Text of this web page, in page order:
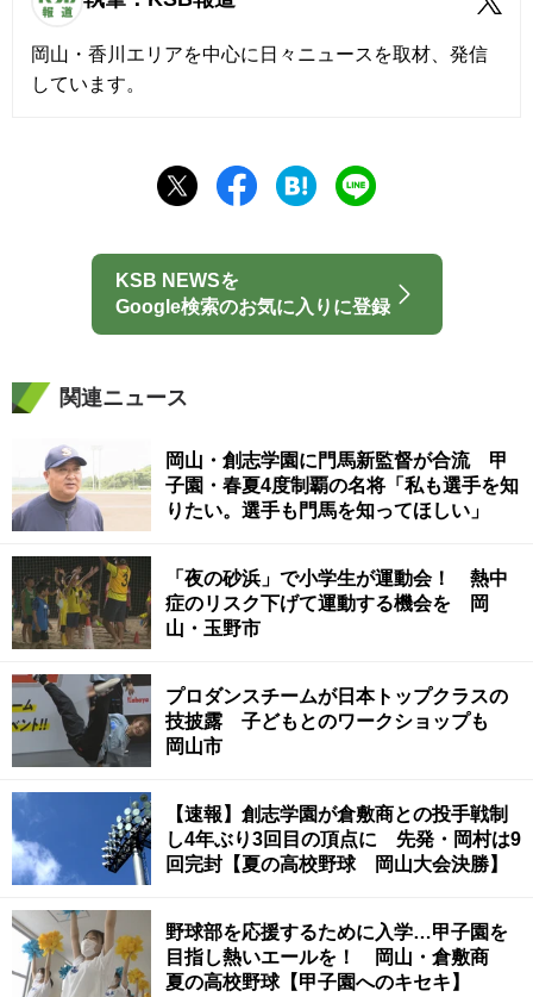
岡山・香川エリアを中心に日々ニュースを取材、発信
しています。
KSB NEWSを
Google検索のお気に入りに登録
関連ニュース
岡山・創志学園に門馬新監督が合流 甲
子園・春夏4度制覇の名将「私も選手を知
りたい。選手も門馬を知ってほしい」
「夜の砂浜」で小学生が運動会！ 熱中
症のリスク下げて運動する機会を 岡
山・玉野市
プロダンスチームが日本トップクラスの
技披露 子どもとのワークショップも
岡山市
【速報】創志学園が倉敷商との投手戦制
し4年ぶり3回目の頂点に 先発・岡村は9
回完封【夏の高校野球 岡山大会決勝】
野球部を応援するために入学…甲子園を
目指し熱いエールを！ 岡山・倉敷商
夏の高校野球【甲子園へのキセキ】